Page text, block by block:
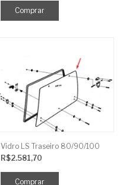
Vidro LS Traseiro 80/90/100
R$2.581,70